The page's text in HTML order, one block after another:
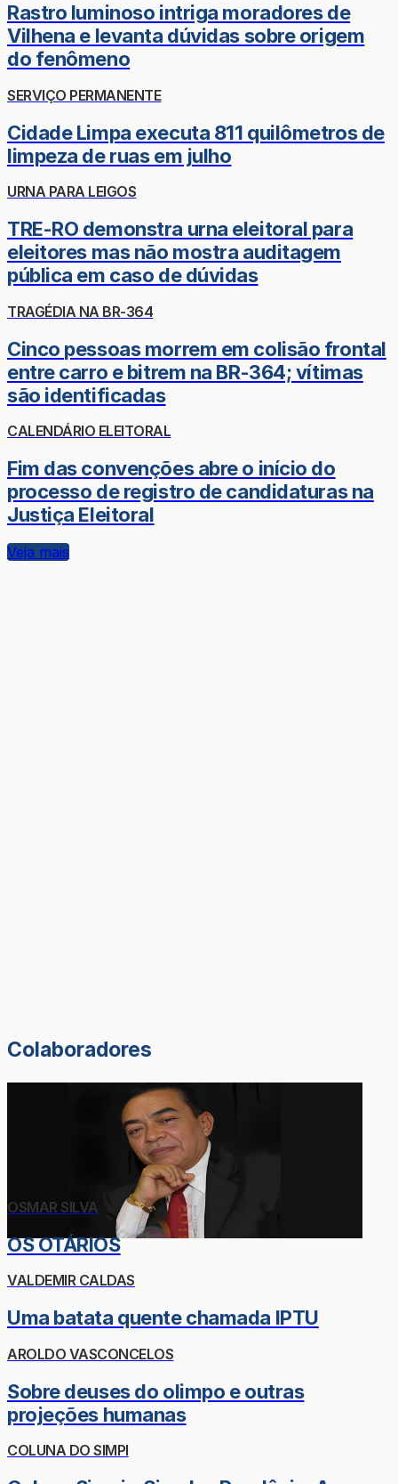
Rastro luminoso intriga moradores de
Vilhena e levanta dúvidas sobre origem
do fenômeno
SERVIÇO PERMANENTE
Cidade Limpa executa 811 quilômetros de
limpeza de ruas em julho
URNA PARA LEIGOS
TRE-RO demonstra urna eleitoral para
eleitores mas não mostra auditagem
pública em caso de dúvidas
TRAGÉDIA NA BR-364
Cinco pessoas morrem em colisão frontal
entre carro e bitrem na BR-364; vítimas
são identificadas
CALENDÁRIO ELEITORAL
Fim das convenções abre o início do
processo de registro de candidaturas na
Justiça Eleitoral
Veja mais
Colaboradores
OSMAR SILVA
OS OTÁRIOS
VALDEMIR CALDAS
Uma batata quente chamada IPTU
AROLDO VASCONCELOS
Sobre deuses do olimpo e outras
projeções humanas
COLUNA DO SIMPI